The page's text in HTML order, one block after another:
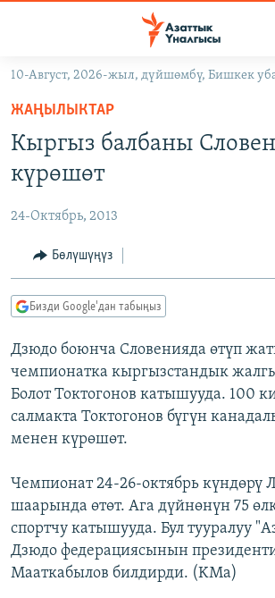
Навигацияга
өтүңүз
Издөөгө
салыңыз
КЫРГЫЗСТАН
КЫРГЫЗСТАН
ЭКОНОМИКА
МАДАНИЯТ
ДҮЙНӨ
БОРБОР АЗИЯ
УКРАИНА
АТАЙЫН ИЛИКТӨӨ
ТВ ПРОГРАММАЛАР
ЭКСПЕРТТЕР ТАЛДАЙТ
БИЗ ЖАНА ДҮЙНӨ
ДАНИСТЕ
ЭЖЕ-СИҢДИЛЕР
АЗАТТЫК+
ЫҢГАЙСЫЗ СУРООЛОР
ӨЗГӨЧӨ ПИКИР
Русский
ОНЛАЙН ШЕРИНЕ
ЭЕ/АРнун бардык сайттары
10-Август, 2026-жыл, дүйшөмбү, Бишкек
ЖАҢЫЛЫКТАР
Кыргыз балбаны
күрөшөт
24-Октябрь, 2013
Бөлүшүңүз
Бизди Google'дан табыңыз
Дзюдо боюнча Словенияда өтүп
чемпионатка кыргызстандык
Болот Токтогонов катышууда. 100
салмакта Токтогонов бүгүн
менен күрөшөт.
Чемпионат 24-26-октябрь күндөрү
шаарында өтөт. Ага дүйнөнүн 75
спортчу катышууда. Бул тууралуу
Дзюдо федерациясынын
Мааткабылов билдирди. (KMa)